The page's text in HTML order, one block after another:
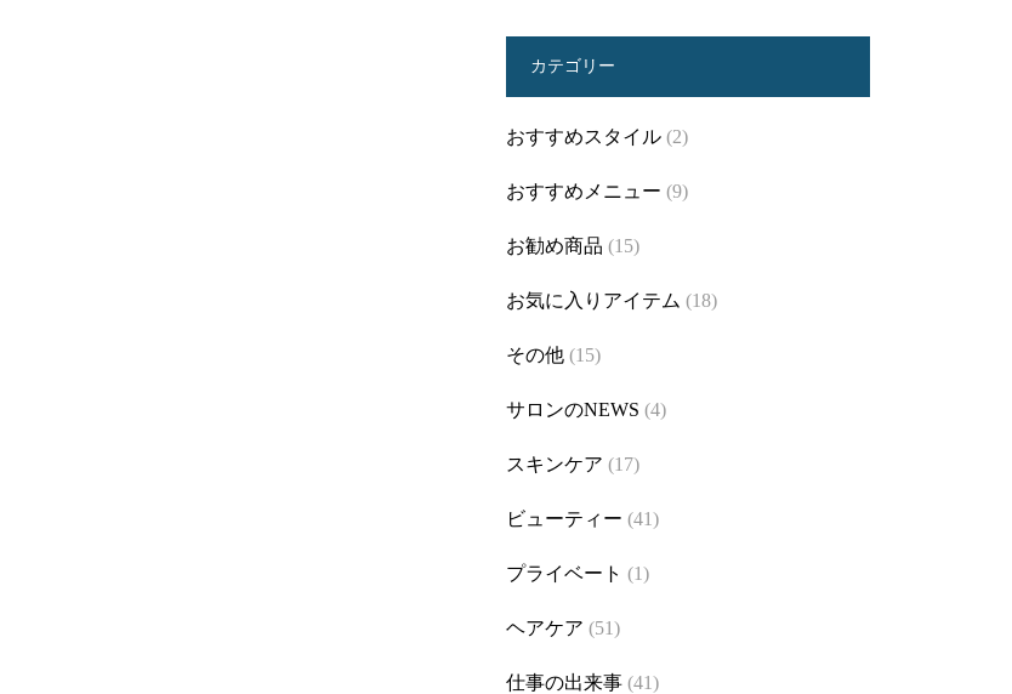
カテゴリー
おすすめスタイル (2)
おすすめメニュー (9)
お勧め商品 (15)
お気に入りアイテム (18)
その他 (15)
サロンのNEWS (4)
スキンケア (17)
ビューティー (41)
プライベート (1)
ヘアケア (51)
仕事の出来事 (41)